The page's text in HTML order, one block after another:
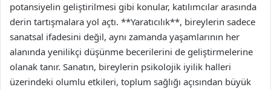
potansiyelin geliştirilmesi gibi konular, katılımcılar arasında
derin tartışmalara yol açtı. **Yaratıcılık**, bireylerin sadece
sanatsal ifadesini değil, aynı zamanda yaşamlarının her
alanında yenilikçi düşünme becerilerini de geliştirmelerine
olanak tanır. Sanatın, bireylerin psikolojik iyilik halleri
üzerindeki olumlu etkileri, toplum sağlığı açısından büyük